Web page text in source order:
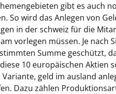
gibt es auch
So wird das Anlegen von
in der schweiz für die
vorlegen müssen. Je nach
Summe geschützt,
10 europäischen Aktien
Variante, geld im ausland
Dazu zählen